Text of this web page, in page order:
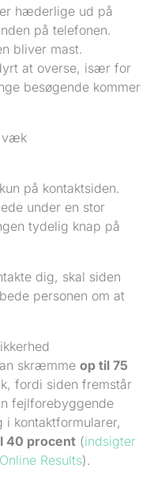
hæderlige ud på
på telefonen.
bliver mast.
at overse, især for
besøgende kommer
væk
på kontaktsiden.
under en stor
tydelig knap på
dig, skal siden
personen om at
skræmmeop til 75
fordi siden fremstår
fejlforebyggende
kontaktformularer,
40 procent (indsigter
Results).